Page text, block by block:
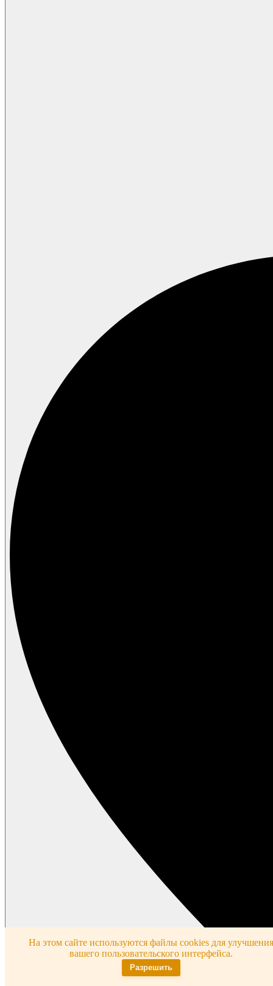
На этом сайте используются файлы cookies для улучшения
вашего пользовательского интерфейса.
Разрешить